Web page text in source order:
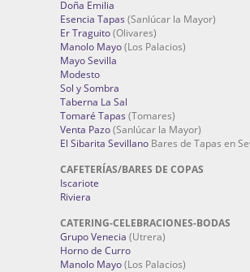
Doña Emilia
Esencia Tapas (Sanlúcar la Mayor)
Er Traguito(Olivares)
Manolo Mayo(Los Palacios)
Mayo Sevilla
Modesto
Sol y Sombra
Taberna La Sal
Tomaré Tapas (Tomares)
Venta Pazo(Sanlúcar la Mayor)
El Sibarita Sevillano Bares de Tapas en
CAFETERÍAS/BARES DE COPAS
Iscariote
Riviera
CATERING-CELEBRACIONES-BODAS
Grupo Venecia (Utrera)
Horno de Curro
Manolo Mayo(Los Palacios)